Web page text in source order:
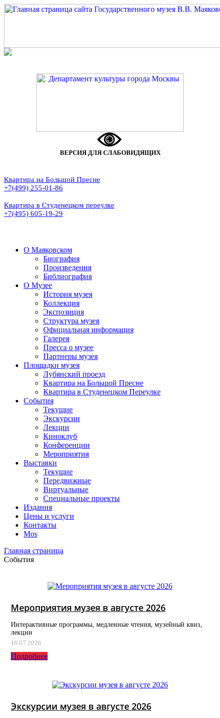
ВЕРСИЯ ДЛЯ СЛАБОВИДЯЩИХ
Квартира на Большой Пресне
+7(499) 255-01-86
Квартира в Студенецком переулке
+7(495) 605-19-29
О Маяковском
Биография
Произведения
Библиография
О Музее
История музея
Коллекция
Экспозиция
Структура музея
Официальная информация
Галерея
Пресса о музее
Партнеры музея
Площадки музея
Лубянский проезд
Квартира на Большой Пресне
Квартира в Студенецком Переулке
События
Текущие
Экскурсии
Лекции
Киноклуб
Конференции
Мероприятия
Выставки
Текущие
Передвижные
Виртуальные
Специальные проекты
Издания
Цены и услуги
Контакты
Mos
Главная страница
События
Мероприятия музея в августе 2026
Интерактивные программы, медленные чтения, музейный квиз,
лекции
16.07.2026
Подробнее
Экскурсии музея в августе 2026